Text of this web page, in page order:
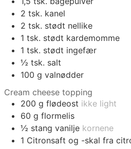
2 tsk. kanel
2 tsk. stødt nellike
1 tsk. stødt kardemomme
1 tsk. stødt ingefær
½ tsk. salt
100 g valnødder
Cream cheese topping
200 g flødeost ikke light
60 g flormelis
½ stang vanilje kornene
1 Citronsaft og -skal fra